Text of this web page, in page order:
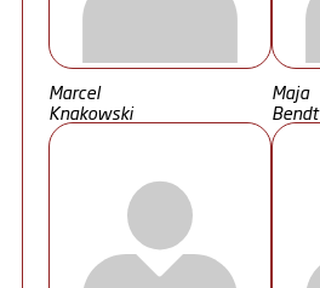
Marcel
Knakowski
Maja
Bendt